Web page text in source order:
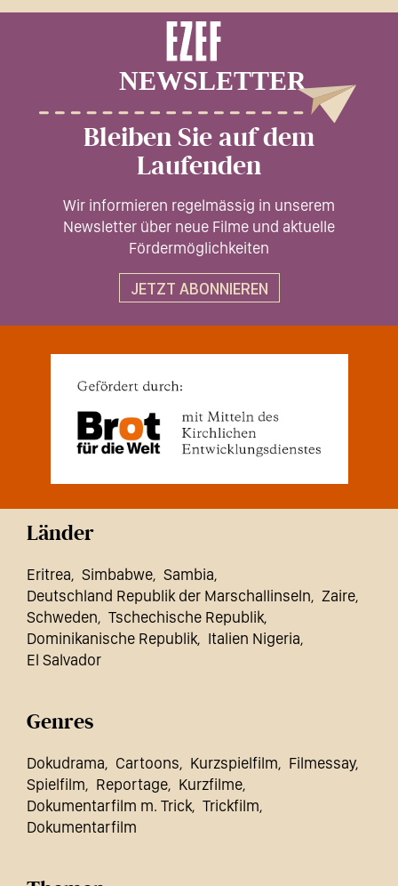
Bleiben Sie auf dem
Laufenden
Wir informieren regelmässig in unserem
Newsletter über neue Filme und aktuelle
Fördermöglichkeiten
JETZT ABONNIEREN
Länder
Eritrea Simbabwe Sambia
Deutschland Republik der Marschallinseln
Zaire
Schweden
Tschechische Republik
Dominikanische Republik
Italien Nigeria
El Salvador
Genres
Dokudrama Cartoons Kurzspielfilm
Filmessay
Spielfilm
Reportage
Kurzfilme
Dokumentarfilm m. Trick Trickfilm
Dokumentarfilm